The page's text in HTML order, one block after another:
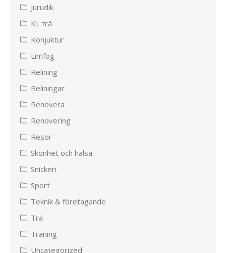
Jurudik
KL trä
Konjuktur
Limfog
Relining
Reliningar
Renovera
Renovering
Resor
Skönhet och hälsa
Snickeri
Sport
Teknik & företagande
Trä
Träning
Uncategorized